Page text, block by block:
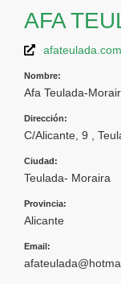
AFA
afateulada.com
Nombre:
Afa Teulada-
Dirección:
C/Alicante, 9 ,
Ciudad:
Teulada- Moraira
Provincia:
Alicante
Email: